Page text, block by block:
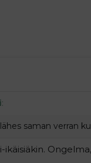
:
saman verran
ikäisiäkin.